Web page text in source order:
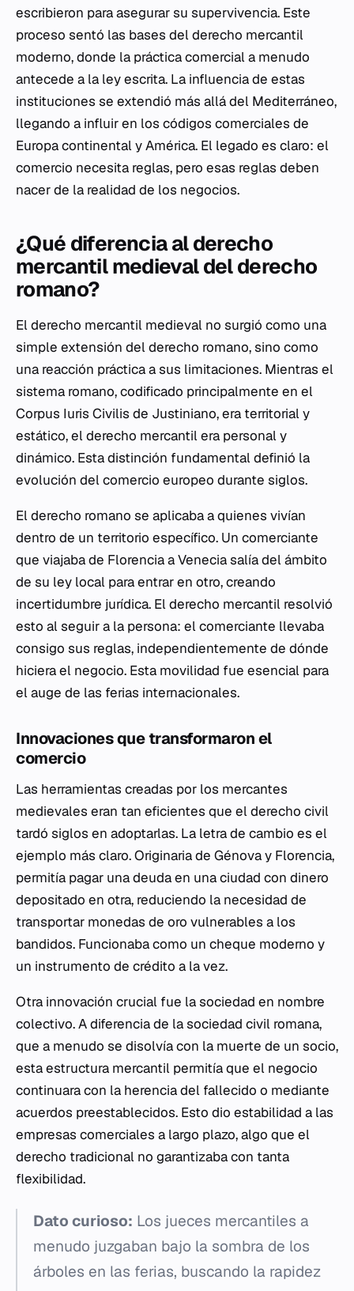
escribieron para asegurar su supervivencia. Este
proceso sentó las bases del derecho mercantil
moderno, donde la práctica comercial a menudo
antecede a la ley escrita. La influencia de estas
instituciones se extendió más allá del Mediterráneo,
llegando a influir en los códigos comerciales de
Europa continental y América. El legado es claro: el
comercio necesita reglas, pero esas reglas deben
nacer de la realidad de los negocios.
¿Qué diferencia al derecho
mercantil medieval del derecho
romano?
El derecho mercantil medieval no surgió como una
simple extensión del derecho romano, sino como
una reacción práctica a sus limitaciones. Mientras el
sistema romano, codificado principalmente en el
Corpus Iuris Civilis de Justiniano, era territorial y
estático, el derecho mercantil era personal y
dinámico. Esta distinción fundamental definió la
evolución del comercio europeo durante siglos.
El derecho romano se aplicaba a quienes vivían
dentro de un territorio específico. Un comerciante
que viajaba de Florencia a Venecia salía del ámbito
de su ley local para entrar en otro, creando
incertidumbre jurídica. El derecho mercantil resolvió
esto al seguir a la persona: el comerciante llevaba
consigo sus reglas, independientemente de dónde
hiciera el negocio. Esta movilidad fue esencial para
el auge de las ferias internacionales.
Innovaciones que transformaron el
comercio
Las herramientas creadas por los mercantes
medievales eran tan eficientes que el derecho civil
tardó siglos en adoptarlas. La letra de cambio es el
ejemplo más claro. Originaria de Génova y Florencia,
permitía pagar una deuda en una ciudad con dinero
depositado en otra, reduciendo la necesidad de
transportar monedas de oro vulnerables a los
bandidos. Funcionaba como un cheque moderno y
un instrumento de crédito a la vez.
Otra innovación crucial fue la sociedad en nombre
colectivo. A diferencia de la sociedad civil romana,
que a menudo se disolvía con la muerte de un socio,
esta estructura mercantil permitía que el negocio
continuara con la herencia del fallecido o mediante
acuerdos preestablecidos. Esto dio estabilidad a las
empresas comerciales a largo plazo, algo que el
derecho tradicional no garantizaba con tanta
flexibilidad.
Dato curioso: Los jueces mercantiles a
menudo juzgaban bajo la sombra de los
árboles en las ferias, buscando la rapidez